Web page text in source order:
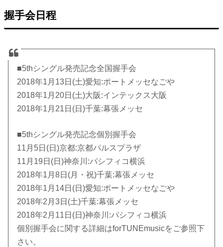
握手会日程
■5thシングル発売記念全国握手会
2018年1月13日(土)愛知:ポートメッセなごや
2018年1月20日(土)大阪:インテックス大阪
2018年1月21日(日)千葉:幕張メッセ
■5thシングル発売記念個別握手会
11月5日(日)京都:京都パルスプラザ
11月19日(日)神奈川:パシフィコ横浜
2018年1月8日(月・祝)千葉:幕張メッセ
2018年1月14日(日)愛知:ポートメッセなごや
2018年2月3日(土)千葉:幕張メッセ
2018年2月11日(日)神奈川:パシフィコ横浜
個別握手会に関する詳細はforTUNEmusicをご参照下
さい。